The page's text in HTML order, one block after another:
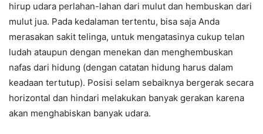
hirup udara perlahan-lahan dari mulut dan hembuskan dari
mulut jua. Pada kedalaman tertentu, bisa saja Anda
merasakan sakit telinga, untuk mengatasinya cukup telan
ludah ataupun dengan menekan dan menghembuskan
nafas dari hidung (dengan catatan hidung harus dalam
keadaan tertutup). Posisi selam sebaiknya bergerak secara
horizontal dan hindari melakukan banyak gerakan karena
akan menghabiskan banyak udara.